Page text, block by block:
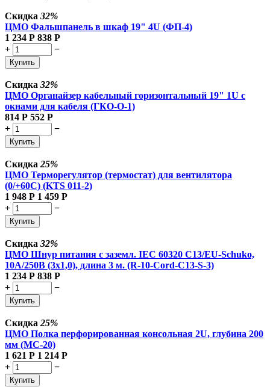
Скидка 32%
ЦМО Фальшпанель в шкаф 19" 4U (ФП-4)
1 234 Р 838 Р
+
−
Купить
Скидка 32%
ЦМО Органайзер кабельный горизонтальный 19" 1U с
окнами для кабеля (ГКО-О-1)
814 Р 552 Р
+
−
Купить
Скидка 25%
ЦМО Терморегулятор (термостат) для вентилятора
(0/+60С) (KTS 011-2)
1 948 Р 1 459 Р
+
−
Купить
Скидка 32%
ЦМО Шнур питания с заземл. IEC 60320 C13/EU-Schuko,
10А/250В (3x1,0), длина 3 м. (R-10-Cord-C13-S-3)
1 234 Р 838 Р
+
−
Купить
Скидка 25%
ЦМО Полка перфорированная консольная 2U, глубина 200
мм (МС-20)
1 621 Р 1 214 Р
+
−
Купить